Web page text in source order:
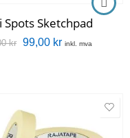
Spots Sketchpad
kr 99,00 kr inkl. mva